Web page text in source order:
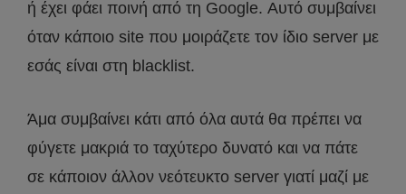
ή έχει φάει ποινή από τη Google. Αυτό συμβαίνει
όταν κάποιο site που μοιράζετε τον ίδιο server με
εσάς είναι στη blacklist.
Άμα συμβαίνει κάτι από όλα αυτά θα πρέπει να
φύγετε μακριά το ταχύτερο δυνατό και να πάτε
σε κάποιον άλλον νεότευκτο server γιατί μαζί με